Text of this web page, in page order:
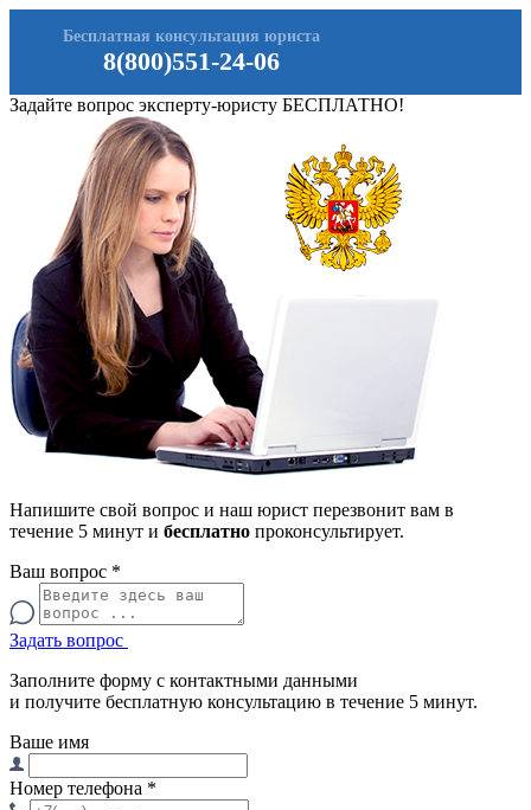
8(800)551-24-06
Бесплатная консультация юриста
Задайте вопрос эксперту-юристу БЕСПЛАТНО!
Напишите свой вопрос и наш юрист перезвонит вам в
течение 5 минут и бесплатно проконсультирует.
Ваш вопрос *
Задать вопрос
Заполните форму с контактными данными
и получите бесплатную консультацию в течение 5 минут.
Ваше имя
Номер телефона *